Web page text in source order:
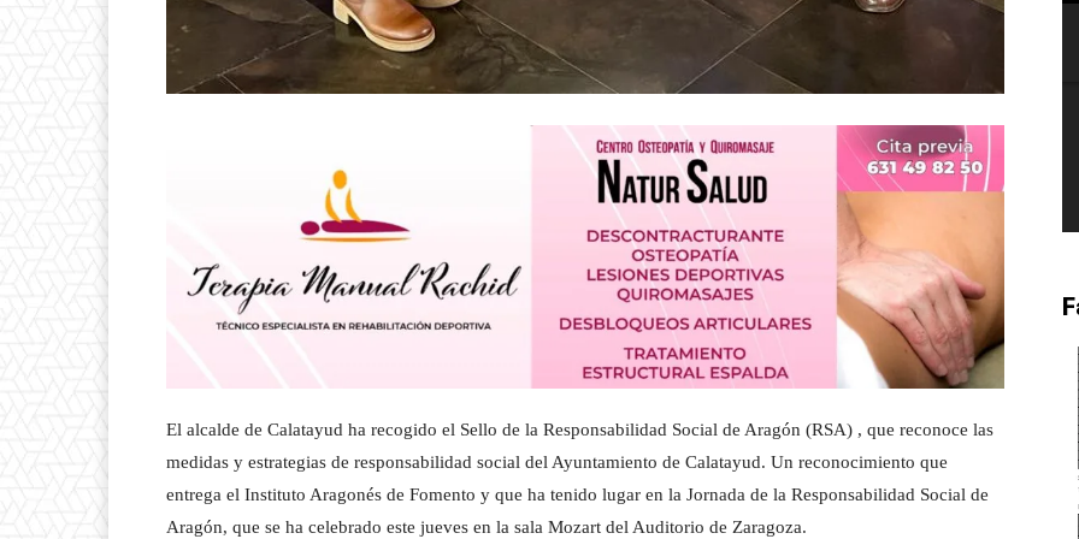
El alcalde de Calatayud ha recogido el Sello de la Responsabilidad Social de Aragón (RSA) , que reconoce las
medidas y estrategias de responsabilidad social del Ayuntamiento de Calatayud. Un reconocimiento que
entrega el Instituto Aragonés de Fomento y que ha tenido lugar en la Jornada de la Responsabilidad Social de
Aragón, que se ha celebrado este jueves en la sala Mozart del Auditorio de Zaragoza.